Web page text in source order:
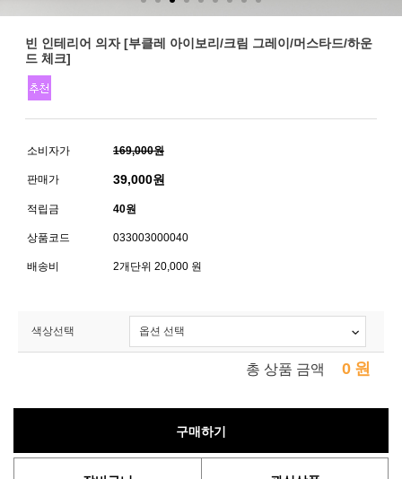
빈 인테리어 의자 [부클레 아이보리/크림 그레이/머스타드/하운
드 체크]
소비자가 169,000원
판매가 39,000원
적립금 40원
상품코드 033003000040
배송비 2개단위 20,000 원
색상선택
총 상품 금액 0 원
구매하기